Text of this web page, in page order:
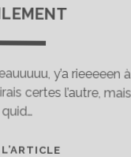
y’a rieeeeen à
certes l’autre, mais
quid…
[TUTO]